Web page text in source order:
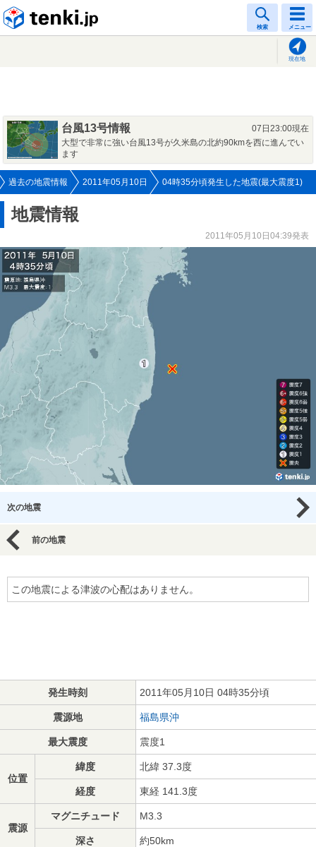
検索 メニュー
現在地
台風13号情報
07日23:00現在
大型で非常に強い台風13号が久米島の北約90kmを西に進んでい
ます
過去の地震情報 2011年05月10日 04時35分頃発生した地震(最大震度1)
地震情報
2011年05月10日04:39発表
次の地震
前の地震
この地震による津波の心配はありません。
発生時刻 2011年05月10日 04時35分頃
震源地 福島県沖
最大震度 震度1
位置
緯度 北緯 37.3度
経度 東経 141.3度
震源
マグニチュード M3.3
深さ 約50km